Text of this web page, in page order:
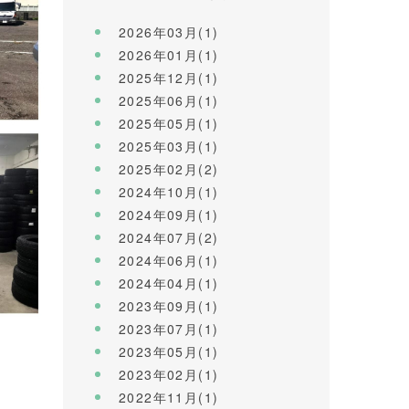
2026年03月(1)
2026年01月(1)
2025年12月(1)
2025年06月(1)
2025年05月(1)
2025年03月(1)
2025年02月(2)
2024年10月(1)
2024年09月(1)
2024年07月(2)
2024年06月(1)
2024年04月(1)
2023年09月(1)
2023年07月(1)
2023年05月(1)
2023年02月(1)
2022年11月(1)